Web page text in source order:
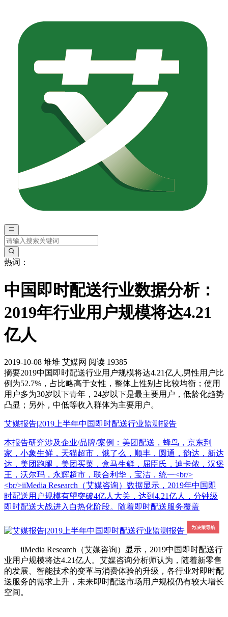
热词：
中国即时配送行业数据分析：
2019年行业用户规模将达4.21
亿人
2019-10-08 堆堆 艾媒网 阅读 19385
摘要2019中国即时配送行业用户规模将达4.21亿人,男性用户比
例为52.7%，占比略高于女性，整体上性别占比较均衡；使用
用户多为30岁以下青年，24岁以下是最主要用户，低龄化趋势
凸显；另外，中低等收入群体为主要用户。
艾媒报告|2019上半年中国即时配送行业监测报告
本报告研究涉及企业/品牌/案例：美团配送，蜂鸟，京东到
家，小象生鲜，天猫超市，饿了么，顺丰，圆通，韵达，新达
达，美团跑腿，美团买菜，盒马生鲜，屈臣氏，迪卡侬，汉堡
王，沃尔玛，永辉超市，联合利华，宝洁，统一<br/>
<br/>iiMedia Research（艾媒咨询）数据显示，2019年中国即
时配送用户规模有望突破4亿人大关，达到4.21亿人，分钟级
即时配送大战进入白热化阶段。随着即时配送服务覆盖
iiMedia Research（艾媒咨询）显示，2019中国即时配送行
业用户规模将达4.21亿人。艾媒咨询分析师认为，随着新零售
的发展、智能技术的变革与消费体验的升级，各行业对即时配
送服务的需求上升，未来即时配送市场用户规模仍有较大增长
空间。